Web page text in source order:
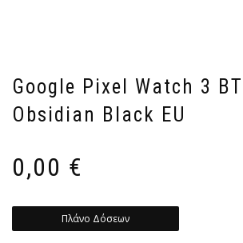
Google Pixel Watch 3
Obsidian Black EU
0,00 €
Πλάνο Δόσεων